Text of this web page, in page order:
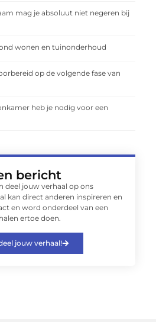
mag je absoluut niet negeren bij
wonen en tuinonderhoud
op de volgende fase van
heb je nodig voor een
bericht
deel jouw verhaal op ons
kan direct anderen inspireren en
en word onderdeel van een
ertoe doen.
jouw verhaal!